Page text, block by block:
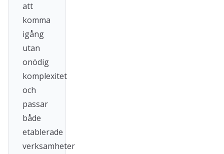
att
komma
igång
utan
onödig
komplexitet
och
passar
både
etablerade
verksamheter